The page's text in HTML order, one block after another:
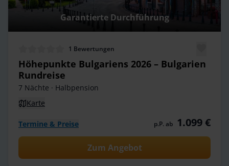
Garantierte Durchführung
1 Bewertungen
Höhepunkte Bulgariens 2026 – Bulgarien
Rundreise
7 Nächte · Halbpension
Karte
Termine & Preise p.P. ab 1.099 €
Zum Angebot